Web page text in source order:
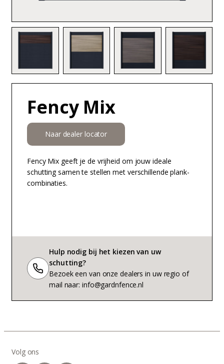
Fency Mix
Naar dealer locator
Fency Mix geeft je de vrijheid om jouw ideale
schutting samen te stellen met verschillende plank-
combinaties.
Hulp nodig bij het kiezen van uw
schutting?
Bezoek een van onze dealers in uw regio of
mail naar: info@gardnfence.nl
Volg ons